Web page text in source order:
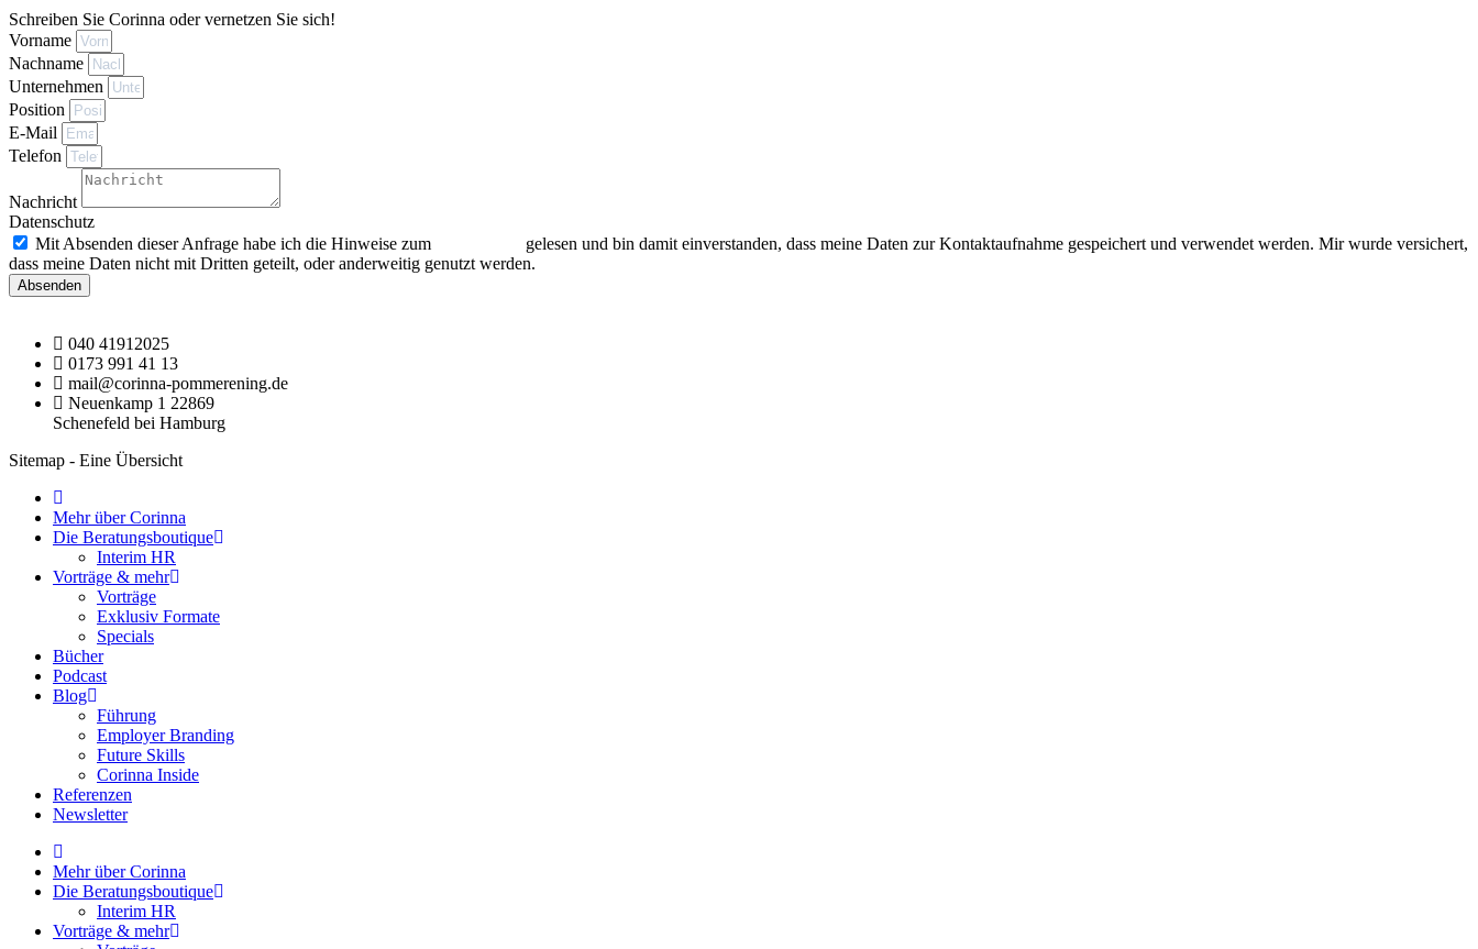
Schreiben Sie Corinna oder vernetzen Sie sich!
Vorname
Nachname
Unternehmen
Position
E-Mail
Telefon
Nachricht
Datenschutz
Mit Absenden dieser Anfrage habe ich die Hinweise zum
gelesen und bin damit einverstanden, dass meine Daten zur Kontaktaufnahme gespeichert und verwendet werden. Mir wurde versichert,
dass meine Daten nicht mit Dritten geteilt, oder anderweitig genutzt werden.
Absenden
040 41912025
0173 991 41 13
mail@corinna-pommerening.de
Neuenkamp 1 22869
Schenefeld bei Hamburg
Sitemap - Eine Übersicht
Mehr über Corinna
Die Beratungsboutique
Interim HR
Vorträge & mehr
Vorträge
Exklusiv Formate
Specials
Bücher
Podcast
Blog
Führung
Employer Branding
Future Skills
Corinna Inside
Referenzen
Newsletter
Mehr über Corinna
Die Beratungsboutique
Interim HR
Vorträge & mehr